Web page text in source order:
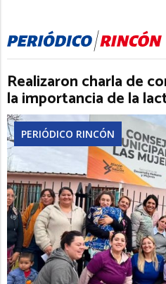
Realizaron charla de
la importancia de la
PERIÓDICO RINCÓN